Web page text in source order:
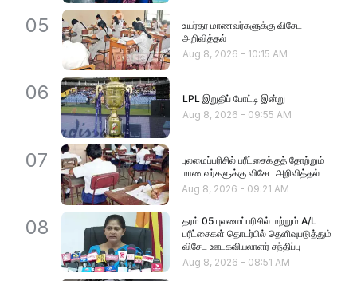
05
உயர்தர மாணவர்களுக்கு விசேட
அறிவித்தல்
Aug 8, 2026 - 10:15 AM
06
LPL இறுதிப் போட்டி இன்று
Aug 8, 2026 - 09:55 AM
07
புலமைப்பரிசில் பரீட்சைக்குத் தோற்றும்
மாணவர்களுக்கு விசேட அறிவித்தல்
Aug 8, 2026 - 09:21 AM
08
தரம் 05 புலமைப்பரிசில் மற்றும் A/L
பரீட்சைகள் தொடர்பில் தெளிவுபடுத்தும்
விசேட ஊடகவியலாளர் சந்திப்பு
Aug 8, 2026 - 08:51 AM